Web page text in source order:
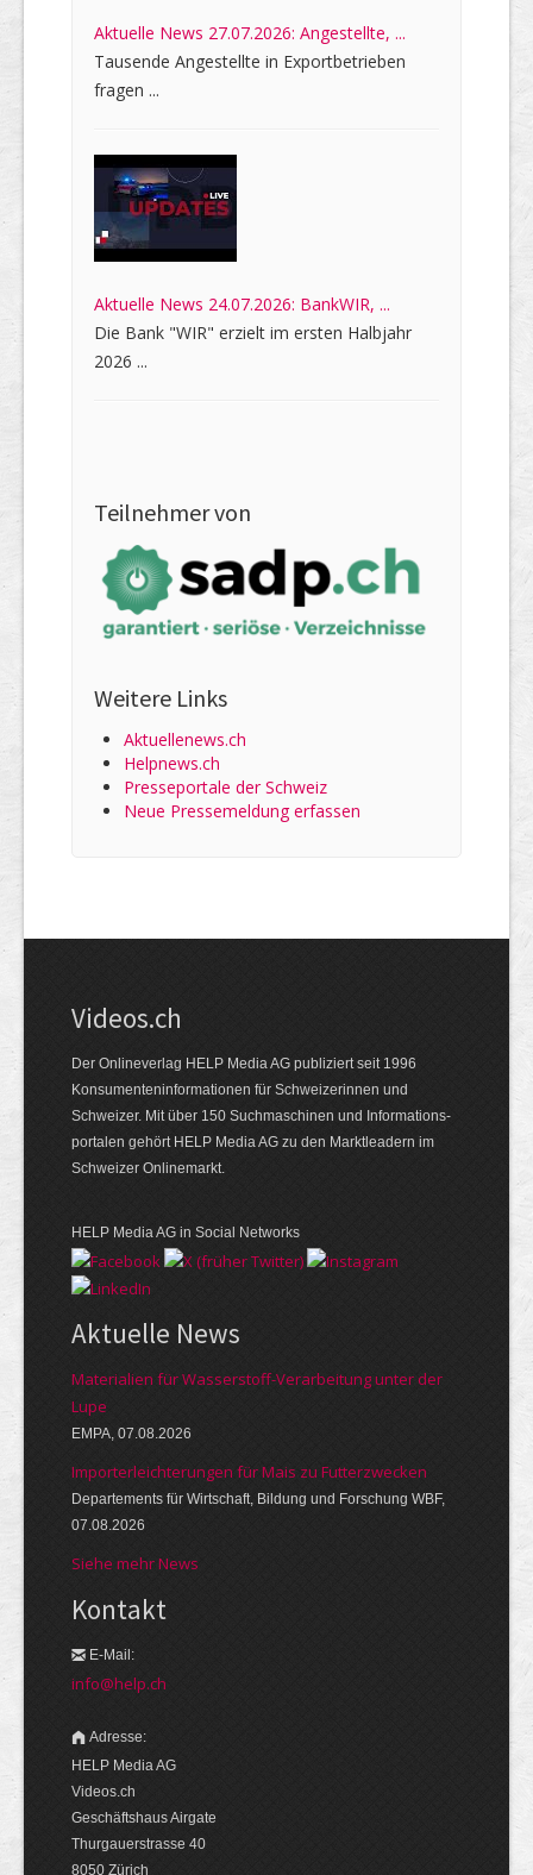
Aktuelle News 27.07.2026: Angestellte, ...
Tausende Angestellte in Exportbetrieben
fragen ...
Aktuelle News 24.07.2026: BankWIR, ...
Die Bank "WIR" erzielt im ersten Halbjahr
2026 ...
Teilnehmer von
Weitere Links
Aktuellenews.ch
Helpnews.ch
Presseportale der Schweiz
Neue Pressemeldung erfassen
Videos.ch
Der Onlineverlag HELP Media AG publiziert seit 1996
Konsumenten­informationen für Schweizerinnen und
Schweizer. Mit über 150 Suchmaschinen und Informations­
portalen gehört HELP Media AG zu den Marktleadern im
Schweizer Onlinemarkt.
HELP Media AG in Social Networks
Aktuelle News
Materialien für Wasserstoff-Verarbeitung unter der
Lupe
EMPA, 07.08.2026
Importerleichterungen für Mais zu Futterzwecken
Departements für Wirtschaft, Bildung und Forschung WBF,
07.08.2026
Siehe mehr News
Kontakt
E-Mail:
info@help.ch
Adresse:
HELP Media AG
Videos.ch
Geschäftshaus Airgate
Thurgauerstrasse 40
8050 Zürich